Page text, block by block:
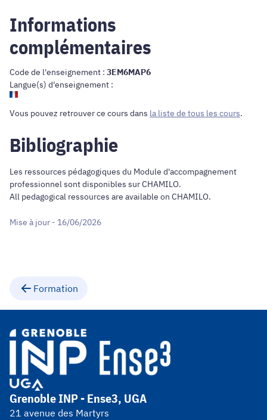
Informations
complémentaires
Code de l'enseignement : 3EM6MAP6
Langue(s) d'enseignement :
Vous pouvez retrouver ce cours dans la liste de tous les cours.
Bibliographie
Les ressources pédagogiques du Module d'accompagnement
professionnel sont disponibles sur CHAMILO.
All pedagogical ressources are available on CHAMILO.
Mise à jour - 16/06/2026
Formation
Grenoble INP - Ense3, UGA
21 avenue des Martyrs